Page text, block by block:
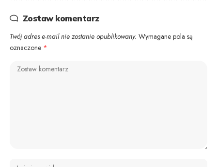
Zostaw komentarz
Twój adres e-mail nie zostanie opublikowany. Wymagane pola są
oznaczone *